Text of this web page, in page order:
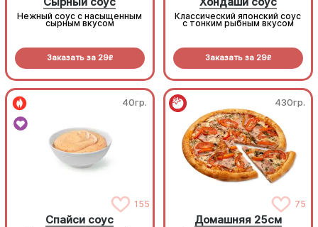
Нежный соус с насыщенным
сырным вкусом
Заказать за 29R
Классический японский соус
с тонким рыбным вкусом
Заказать за 29R
40гр.
155
Спайси соус
430гр.
75
Домашняя 25см